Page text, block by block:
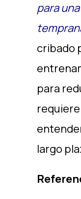
para
cribado
para
largo